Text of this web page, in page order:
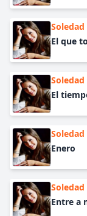
El que
El
Enero
Entre a